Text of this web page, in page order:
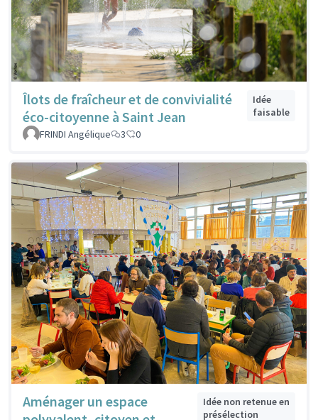
Îlots de fraîcheur et de convivialité
éco-citoyenne à Saint Jean
Idée
faisable
FRINDI Angélique
3 0
Aménager un espace
Idée non retenue en
présélection